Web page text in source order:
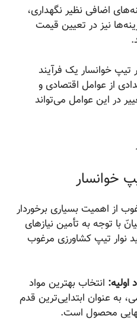
اضافی نظیر نگهداری،
نیز در تعیین قیمت
خوانسار یک فرآیند
عوامل اقتصادی و
این عوامل می‌تواند
از اهمیت بسیاری برخوردار
توجه به تأمین نیازهای
تیپ کشاورزی مرغوب
انتخاب بهترین مواد
به عنوان ابتدایی‌ترین قدم
محصول است.